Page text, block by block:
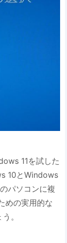
11を試した
10とWindows
パソコンに複
めの実用的な
。